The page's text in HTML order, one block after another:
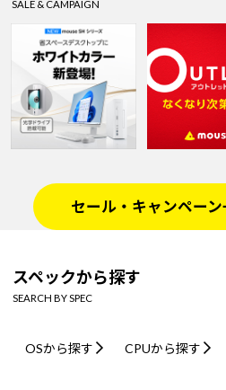
SALE & CAMPAIGN
セール・キャンペー
スペックから探す
SEARCH BY SPEC
OSから探す CPUから探す